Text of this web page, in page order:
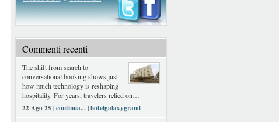
Commenti recenti
The shift from search to
conversational booking shows just
how much technology is reshaping
hospitality. For years, travelers relied on…
22 Ago 25 |continua...|hotelgalaxygrand